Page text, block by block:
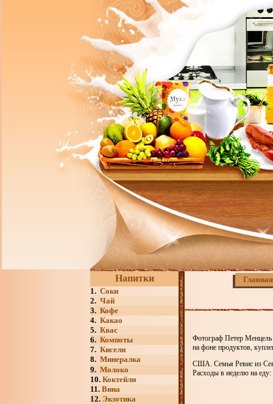
Напитки
1. Соки
2. Чай
3. Кофе
4. Какао
5. Квас
6. Компоты
7. Кисели
8. Минералка
9. Молоко
10. Коктейли
11. Вина
12. Экзотика
Главная
Фотограф Петер Менцель
на фоне продуктов,
США. Семья Ревис из
Расходы в неделю на еду: